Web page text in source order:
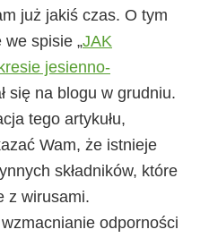
już jakiś czas. O tym
spisie „JAK
jesienno-
się na blogu w grudniu.
tego artykułu,
Wam, że istnieje
składników, które
z wirusami.
odporności